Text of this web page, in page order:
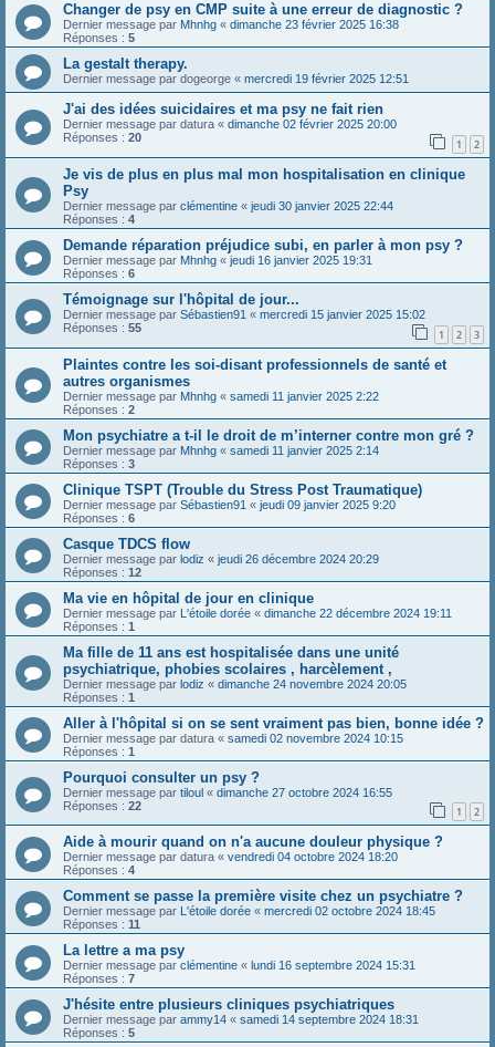
Changer de psy en CMP suite à une erreur de diagnostic ?
Dernier message par Mhnhg « dimanche 23 février 2025 16:38
Réponses : 5
La gestalt therapy.
Dernier message par dogeorge « mercredi 19 février 2025 12:51
J'ai des idées suicidaires et ma psy ne fait rien
Dernier message par datura « dimanche 02 février 2025 20:00
Réponses : 20 1 2
Je vis de plus en plus mal mon hospitalisation en clinique
Psy
Dernier message par clémentine « jeudi 30 janvier 2025 22:44
Réponses : 4
Demande réparation préjudice subi, en parler à mon psy ?
Dernier message par Mhnhg « jeudi 16 janvier 2025 19:31
Réponses : 6
Témoignage sur l'hôpital de jour...
Dernier message par Sébastien91 « mercredi 15 janvier 2025 15:02
Réponses : 55 1 2 3
Plaintes contre les soi-disant professionnels de santé et
autres organismes
Dernier message par Mhnhg « samedi 11 janvier 2025 2:22
Réponses : 2
Mon psychiatre a t-il le droit de m’interner contre mon gré ?
Dernier message par Mhnhg « samedi 11 janvier 2025 2:14
Réponses : 3
Clinique TSPT (Trouble du Stress Post Traumatique)
Dernier message par Sébastien91 « jeudi 09 janvier 2025 9:20
Réponses : 6
Casque TDCS flow
Dernier message par lodiz « jeudi 26 décembre 2024 20:29
Réponses : 12
Ma vie en hôpital de jour en clinique
Dernier message par L'étoile dorée « dimanche 22 décembre 2024 19:11
Réponses : 1
Ma fille de 11 ans est hospitalisée dans une unité
psychiatrique, phobies scolaires , harcèlement ,
Dernier message par lodiz « dimanche 24 novembre 2024 20:05
Réponses : 1
Aller à l'hôpital si on se sent vraiment pas bien, bonne idée ?
Dernier message par datura « samedi 02 novembre 2024 10:15
Réponses : 1
Pourquoi consulter un psy ?
Dernier message par tiloul « dimanche 27 octobre 2024 16:55
Réponses : 22 1 2
Aide à mourir quand on n'a aucune douleur physique ?
Dernier message par datura « vendredi 04 octobre 2024 18:20
Réponses : 4
Comment se passe la première visite chez un psychiatre ?
Dernier message par L'étoile dorée « mercredi 02 octobre 2024 18:45
Réponses : 11
La lettre a ma psy
Dernier message par clémentine « lundi 16 septembre 2024 15:31
Réponses : 7
J'hésite entre plusieurs cliniques psychiatriques
Dernier message par ammy14 « samedi 14 septembre 2024 18:31
Réponses : 5